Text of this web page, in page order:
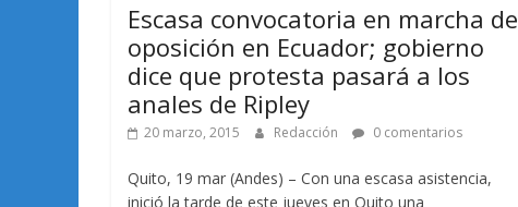
Escasa convocatoria en marcha de
oposición en Ecuador; gobierno
dice que protesta pasará a los
anales de Ripley
20 marzo, 2015 Redacción 0 comentarios
Quito, 19 mar (Andes) – Con una escasa asistencia,
inició la tarde de este jueves en Quito una